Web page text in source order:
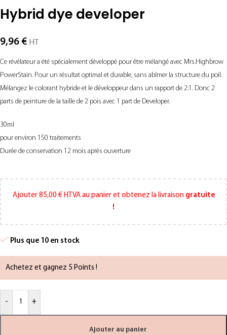
Hybrid dye developer
9,96 € HT
Ce révélateur a été spécialement développé pour être mélangé avec Mrs.Highbrow
PowerStain. Pour un résultat optimal et durable, sans abîmer la structure du poil.
Mélangez le colorant hybride et le développeur dans un rapport de 2:1. Donc 2
parts de peinture de la taille de 2 pois avec 1 part de Developer.
30ml
pour environ 150 traitements
Durée de conservation 12 mois après ouverture
Ajouter 85,00 €HTVA au panier et obtenez la livraison gratuite
!
Plus que 10 en stock
Achetez et gagnez 5 Points !
- +
Ajouter au panier